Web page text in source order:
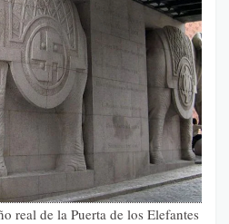
real de la Puerta de los Elefantes